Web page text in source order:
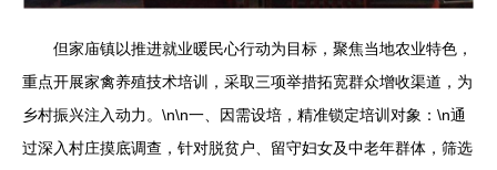
但家庙镇以推进就业暖民心行动为目标，聚焦当地农业特色，
重点开展家禽养殖技术培训，采取三项举措拓宽群众增收渠道，为
乡村振兴注入动力。\n\n一、因需设培，精准锁定培训对象：\n通
过深入村庄摸底调查，针对脱贫户、留守妇女及中老年群体，筛选